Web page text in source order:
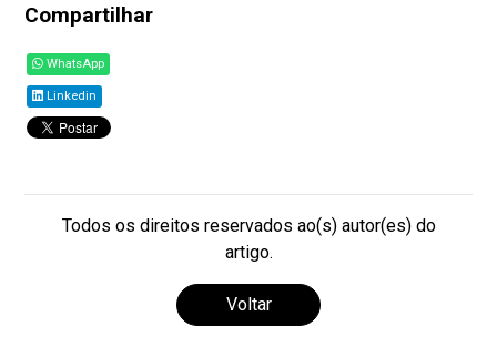
Compartilhar
WhatsApp
Linkedin
Todos os direitos reservados ao(s) autor(es) do
artigo.
Voltar